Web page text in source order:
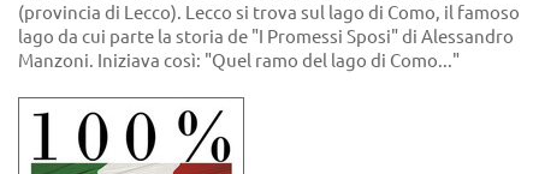
(provincia di Lecco). Lecco si trova sul lago di Como, il famoso
lago da cui parte la storia de "I Promessi Sposi" di Alessandro
Manzoni. Iniziava così: "Quel ramo del lago di Como..."